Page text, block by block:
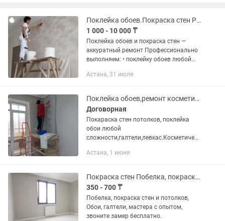
Поклейка обоев.Покраска стен Ремонт квартир
1 000 - 10 000 ₸
Поклейка обоев и покраска стен —
аккуратный ремонт Профессионально
выполняем: • поклейку обоев любой
подготовку стен Работаем аккуратно,
Астана, 31 июля
Поклейка обоев,ремонт косметический. Покраска стен и потолков.
Договорная
Покараска стен потолков, поклейка
обои любой
сложности,галтели,левкас.Косметическ
работы.. Все работы выполняю
договорная! Стаж работы...
Астана, 1 июня
Покраска стен Побелка, покраска стен и потолков, Обои, галтели
350 - 700 ₸
Побелка, покраска стен и потолков,
Обои, галтели, мастера с опытом,
звоните замер бесплатно.